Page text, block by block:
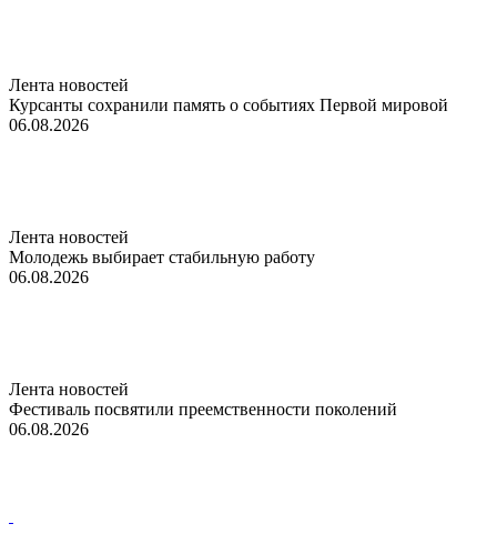
Лента новостей
Курсанты сохранили память о событиях Первой мировой
06.08.2026
Лента новостей
Молодежь выбирает стабильную работу
06.08.2026
Лента новостей
Фестиваль посвятили преемственности поколений
06.08.2026